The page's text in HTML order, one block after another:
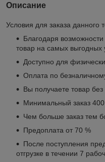
Описание
Условия для заказа данного
Благодаря
товар на самых выгодных
Доступно для
Оплата по
Вы получаете товар
Минимальный заказ 400
Чем больше заказ тем
Предоплата от 70 %
После поступления
отгрузке в течении 7